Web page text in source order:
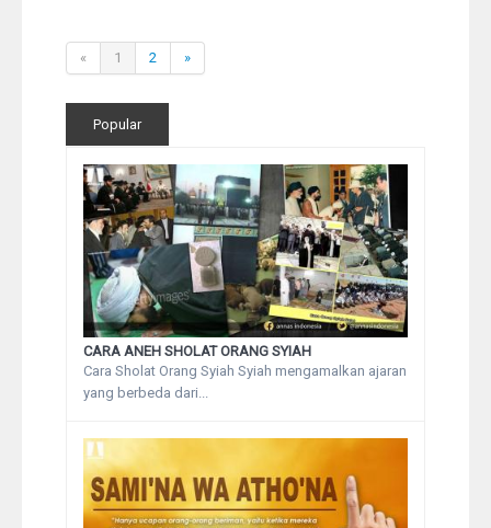
« 1 2 »
Popular
CARA ANEH SHOLAT ORANG SYIAH
Cara Sholat Orang Syiah Syiah mengamalkan ajaran
yang berbeda dari...